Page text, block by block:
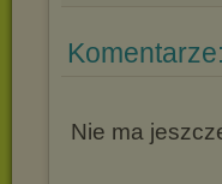
Komentarze:
Nie ma